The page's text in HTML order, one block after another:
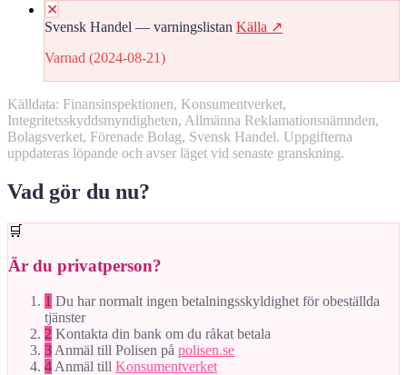
✕
Svensk Handel — varningslistan Källa ↗
Varnad (2024-08-21)
Källdata: Finansinspektionen, Konsumentverket,
Integritetsskyddsmyndigheten, Allmänna Reklamationsnämnden,
Bolagsverket, Förenade Bolag, Svensk Handel. Uppgifterna
uppdateras löpande och avser läget vid senaste granskning.
Vad gör du nu?
🛒
Är du privatperson?
1 Du har normalt ingen betalningsskyldighet för obeställda
tjänster
2 Kontakta din bank om du råkat betala
3 Anmäl till Polisen på polisen.se
4 Anmäl till Konsumentverket